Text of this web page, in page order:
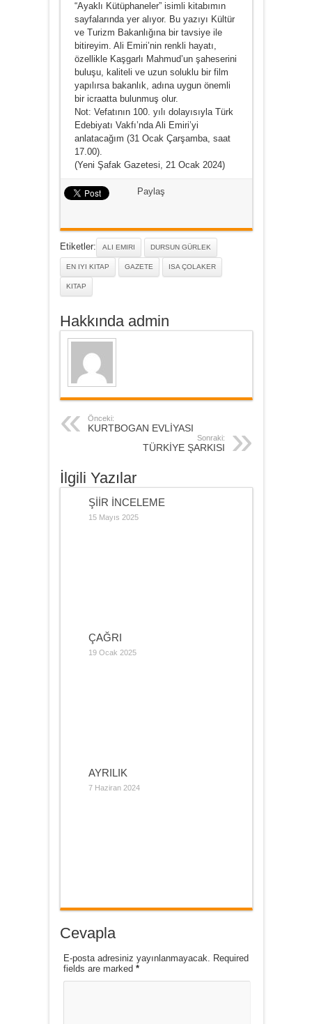
“Ayaklı Kütüphaneler” isimli kitabımın
sayfalarında yer alıyor. Bu yazıyı Kültür
ve Turizm Bakanlığına bir tavsiye ile
bitireyim. Ali Emiri’nin renkli hayatı,
özellikle Kaşgarlı Mahmud’un şaheserini
buluşu, kaliteli ve uzun soluklu bir film
yapılırsa bakanlık, adına uygun önemli
bir icraatta bulunmuş olur.
Not: Vefatının 100. yılı dolayısıyla Türk
Edebiyatı Vakfı’nda Ali Emiri’yi
anlatacağım (31 Ocak Çarşamba, saat
17.00).
(Yeni Şafak Gazetesi, 21 Ocak 2024)
Paylaş
Etiketler: ALI EMIRI DURSUN GÜRLEK
EN IYI KITAP GAZETE ISA ÇOLAKER
KITAP
Hakkında admin
Önceki:
KURTBOGAN EVLİYASI
Sonraki:
TÜRKİYE ŞARKISI
İlgili Yazılar
ŞİİR İNCELEME
15 Mayıs 2025
ÇAĞRI
19 Ocak 2025
AYRILIK
7 Haziran 2024
Cevapla
E-posta adresiniz yayınlanmayacak. Required
fields are marked *